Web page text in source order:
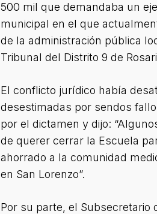
500 mil que demandaba un
municipal en el que
de la administración pública
Tribunal del Distrito 9 de
El conflicto jurídico había
desestimadas por sendos
por el dictamen y dijo:
de querer cerrar la Escuela
ahorrado a la comunidad
en San Lorenzo”.
Por su parte, el Subsecretario